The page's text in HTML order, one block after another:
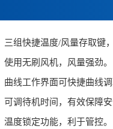
三组快捷温度/风量存取键
使用无刷风机，风量强劲。
曲线工作界面可快捷曲线调
可调待机时间，有效保障
温度锁定功能，利于管控。